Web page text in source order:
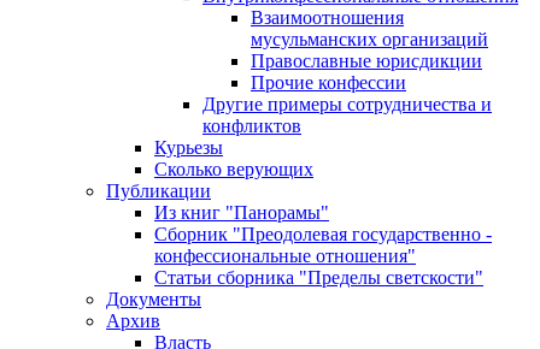
Взаимоотношения
мусульманских организаций
Православные юрисдикции
Прочие конфессии
Другие примеры сотрудничества и
конфликтов
Курьезы
Сколько верующих
Публикации
Из книг "Панорамы"
Сборник "Преодолевая государственно -
конфессиональные отношения"
Статьи сборника "Пределы светскости"
Документы
Архив
Власть